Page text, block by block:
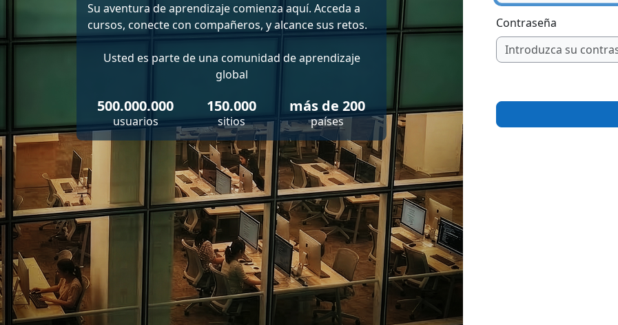
Su aventura de aprendizaje comienza aquí. Acceda a
cursos, conecte con compañeros, y alcance sus retos.
Usted es parte de una comunidad de aprendizaje
global
500.000.000
usuarios
150.000
sitios
más de 200
países
Contraseña